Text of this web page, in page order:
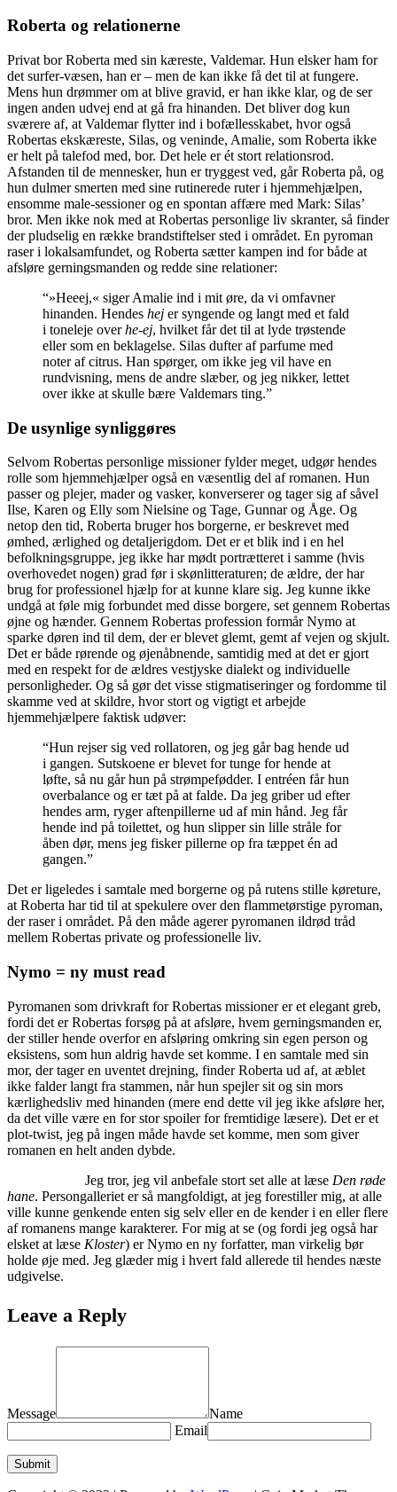
Roberta og relationerne
Privat bor Roberta med sin kæreste, Valdemar. Hun elsker ham for
det surfer-væsen, han er – men de kan ikke få det til at fungere.
Mens hun drømmer om at blive gravid, er han ikke klar, og de ser
ingen anden udvej end at gå fra hinanden. Det bliver dog kun
sværere af, at Valdemar flytter ind i bofællesskabet, hvor også
Robertas ekskæreste, Silas, og veninde, Amalie, som Roberta ikke
er helt på talefod med, bor. Det hele er ét stort relationsrod.
Afstanden til de mennesker, hun er tryggest ved, går Roberta på, og
hun dulmer smerten med sine rutinerede ruter i hjemmehjælpen,
ensomme male-sessioner og en spontan affære med Mark: Silas’
bror. Men ikke nok med at Robertas personlige liv skranter, så finder
der pludselig en række brandstiftelser sted i området. En pyroman
raser i lokalsamfundet, og Roberta sætter kampen ind for både at
afsløre gerningsmanden og redde sine relationer:
“»Heeej,« siger Amalie ind i mit øre, da vi omfavner
hinanden. Hendes hej er syngende og langt med et fald
i toneleje overhe-ej, hvilket får det til at lyde trøstende
eller som en beklagelse. Silas dufter af parfume med
noter af citrus. Han spørger, om ikke jeg vil have en
rundvisning, mens de andre slæber, og jeg nikker, lettet
over ikke at skulle bære Valdemars ting.”
De usynlige synliggøres
Selvom Robertas personlige missioner fylder meget, udgør hendes
rolle som hjemmehjælper også en væsentlig del af romanen. Hun
passer og plejer, mader og vasker, konverserer og tager sig af såvel
Ilse, Karen og Elly som Nielsine og Tage, Gunnar og Åge. Og
netop den tid, Roberta bruger hos borgerne, er beskrevet med
ømhed, ærlighed og detaljerigdom. Det er et blik ind i en hel
befolkningsgruppe, jeg ikke har mødt portrætteret i samme (hvis
overhovedet nogen) grad før i skønlitteraturen; de ældre, der har
brug for professionel hjælp for at kunne klare sig. Jeg kunne ikke
undgå at føle mig forbundet med disse borgere, set gennem Robertas
øjne og hænder. Gennem Robertas profession formår Nymo at
sparke døren ind til dem, der er blevet glemt, gemt af vejen og skjult.
Det er både rørende og øjenåbnende, samtidig med at det er gjort
med en respekt for de ældres vestjyske dialekt og individuelle
personligheder. Og så gør det visse stigmatiseringer og fordomme til
skamme ved at skildre, hvor stort og vigtigt et arbejde
hjemmehjælpere faktisk udøver:
“Hun rejser sig ved rollatoren, og jeg går bag hende ud
i gangen. Sutskoene er blevet for tunge for hende at
løfte, så nu går hun på strømpefødder. I entréen får hun
overbalance og er tæt på at falde. Da jeg griber ud efter
hendes arm, ryger aftenpillerne ud af min hånd. Jeg får
hende ind på toilettet, og hun slipper sin lille stråle for
åben dør, mens jeg fisker pillerne op fra tæppet én ad
gangen.”
Det er ligeledes i samtale med borgerne og på rutens stille køreture,
at Roberta har tid til at spekulere over den flammetørstige pyroman,
der raser i området. På den måde agerer pyromanen ildrød tråd
mellem Robertas private og professionelle liv.
Nymo = ny must read
Pyromanen som drivkraft for Robertas missioner er et elegant greb,
fordi det er Robertas forsøg på at afsløre, hvem gerningsmanden er,
der stiller hende overfor en afsløring omkring sin egen person og
eksistens, som hun aldrig havde set komme. I en samtale med sin
mor, der tager en uventet drejning, finder Roberta ud af, at æblet
ikke falder langt fra stammen, når hun spejler sit og sin mors
kærlighedsliv med hinanden (mere end dette vil jeg ikke afsløre her,
da det ville være en for stor spoiler for fremtidige læsere). Det er et
plot-twist, jeg på ingen måde havde set komme, men som giver
romanen en helt anden dybde.
Jeg tror, jeg vil anbefale stort set alle at læse Den røde
hane. Persongalleriet er så mangfoldigt, at jeg forestiller mig, at alle
ville kunne genkende enten sig selv eller en de kender i en eller flere
af romanens mange karakterer. For mig at se (og fordi jeg også har
elsket at læse Kloster) er Nymo en ny forfatter, man virkelig bør
holde øje med. Jeg glæder mig i hvert fald allerede til hendes næste
udgivelse.
Leave a Reply
Message
Name
Email